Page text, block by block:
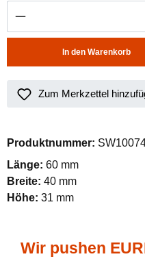
Produkt Anzahl:
In den Warenkorb
Zum Merkzettel
Produktnummer:
Länge: 60 mm
Breite: 40 mm
Höhe: 31 mm
Wir pushen